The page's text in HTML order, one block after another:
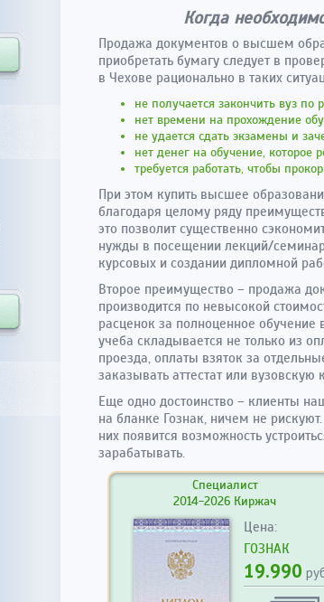
Когда
Продажа документов о высшем
приобретать бумагу следует в
в Чехове рационально в таких
не получается закончить вуз
нет времени на прохождение
не удается сдать экзамены и
нет денег на обучение, которое
требуется работать, чтобы
При этом купить высшее
благодаря целому ряду
это позволит существенно
нужды в посещении лекций/
курсовых и создании дипломной
Второе преимущество – продажа
производится по невысокой
расценок за полноценное
учеба складывается не только из
проезда, оплаты взяток за
заказывать аттестат или
Еще одно достоинство – клиенты
на бланке Гознак, ничем не
них появится возможность
зарабатывать.
Специалист
2014-2026 Киржач
Цена:
ГОЗНАК
19.990